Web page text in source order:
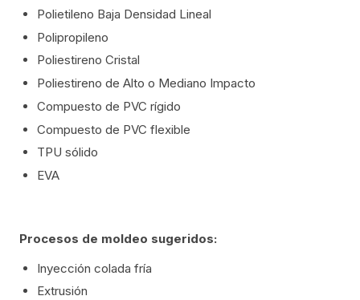
Polietileno Baja Densidad Lineal
Polipropileno
Poliestireno Cristal
Poliestireno de Alto o Mediano Impacto
Compuesto de PVC rígido
Compuesto de PVC flexible
TPU sólido
EVA
Procesos de moldeo sugeridos:
Inyección colada fría
Extrusión